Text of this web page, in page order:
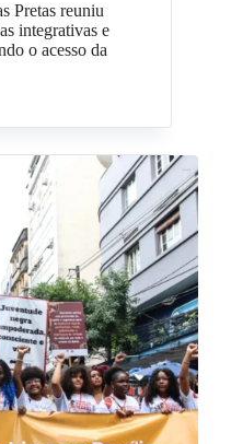
Pretas reuniu
integrativas e
o acesso da